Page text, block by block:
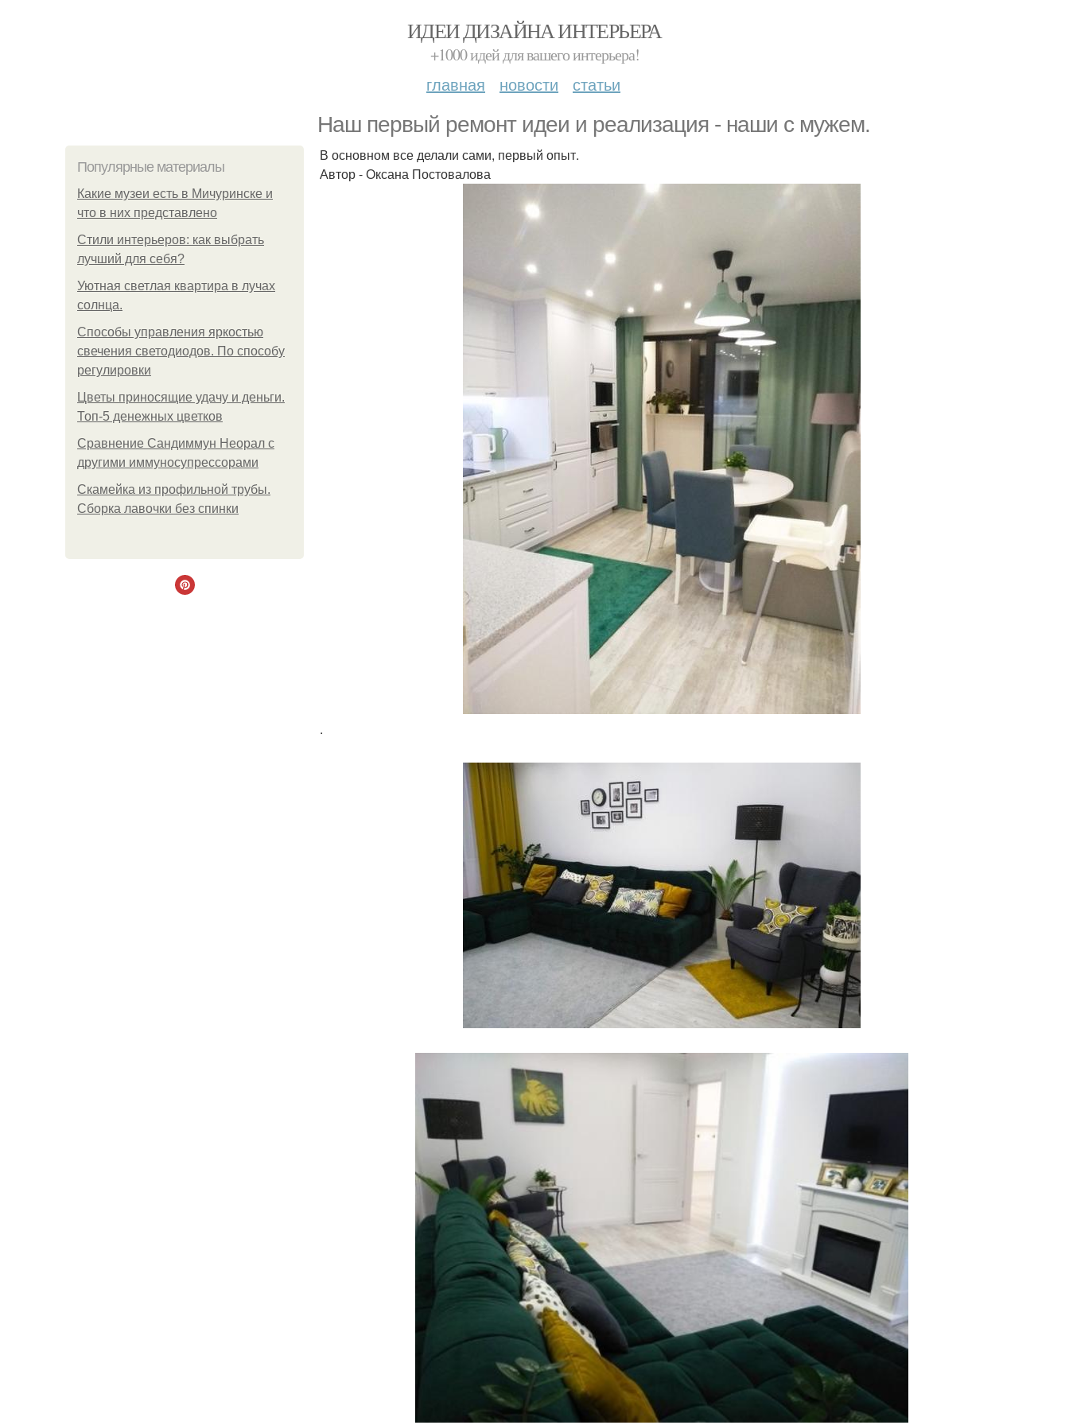
ИДЕИ ДИЗАЙНА ИНТЕРЬЕРА
+1000 идей для вашего интерьера!
главная новости статьи
Наш первый ремонт идеи и реализация - наши с мужем.
Популярные материалы
Какие музеи есть в Мичуринске и
что в них представлено
Стили интерьеров: как выбрать
лучший для себя?
Уютная светлая квартира в лучах
солнца.
Способы управления яркостью
свечения светодиодов. По способу
регулировки
Цветы приносящие удачу и деньги.
Топ-5 денежных цветков
Сравнение Сандиммун Неорал с
другими иммуносупрессорами
Скамейка из профильной трубы.
Сборка лавочки без спинки
В основном все делали сами, первый опыт.
Автор - Оксана Постовалова
.